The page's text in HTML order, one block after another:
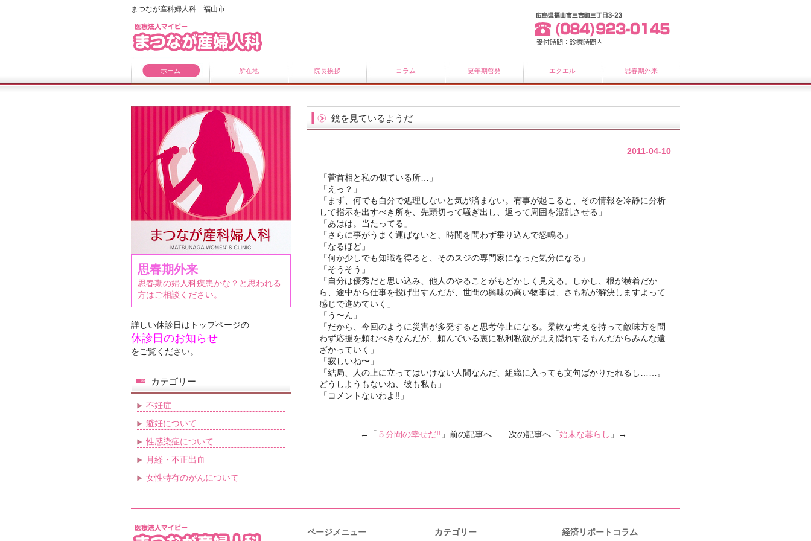
まつなが産科婦人科 福山市
ホーム 所在地 院長挨拶 コラム 更年期啓発 エクエル 思春期外来
鏡を見ているようだ
2011-04-10
「菅首相と私の似ている所…」
「えっ？」
「まず、何でも自分で処理しないと気が済まない。有事が起こると、その情報を冷静に分析
して指示を出すべき所を、先頭切って騒ぎ出し、返って周囲を混乱させる」
「あはは。当たってる」
「さらに事がうまく運ばないと、時間を問わず乗り込んで怒鳴る」
「なるほど」
「何か少しでも知識を得ると、そのスジの専門家になった気分になる」
「そうそう」
「自分は優秀だと思い込み、他人のやることがもどかしく見える。しかし、根が横着だか
ら、途中から仕事を投げ出すんだが、世間の興味の高い物事は、さも私が解決しますよって
感じで進めていく」
「う〜ん」
「だから、今回のように災害が多発すると思考停止になる。柔軟な考えを持って敵味方を問
わず応援を頼むべきなんだが、頼んでいる裏に私利私欲が見え隠れするもんだからみんな遠
ざかっていく」
「寂しいね〜」
「結局、人の上に立ってはいけない人間なんだ、組織に入っても文句ばかりたれるし……。
どうしようもないね、彼も私も」
「コメントないわよ!!」
←「 ５分間の幸せだ!! 」前の記事へ 次の記事へ「始末な暮らし 」→
思春期外来
思春期の婦人科疾患かな？と思われる
方はご相談ください。
詳しい休診日はトップページの
休診日のお知らせ
をご覧ください。
カテゴリー
不妊症
避妊について
性感染症について
月経・不正出血
女性特有のがんについて
ページメニュー カテゴリー 経済リポートコラム